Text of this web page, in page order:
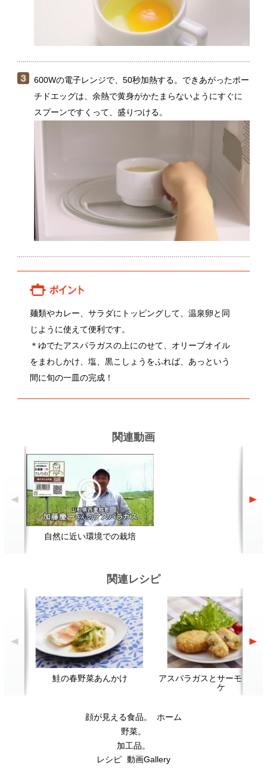
600Wの電子レンジで、50秒加熱する。できあがったポー
チドエッグは、余熱で黄身がかたまらないようにすぐに
スプーンですくって、盛りつける。
麺類やカレー、サラダにトッピングして、温泉卵と同
じように使えて便利です。
をまわしかけ、塩、黒こしょうをふれば、あっという
間に旬の一皿の完成！
関連動画
関連レシピ
鮭の春野菜あんかけ
顔が見える食品。
ホーム
加工品。
レシピ
動画Gallery